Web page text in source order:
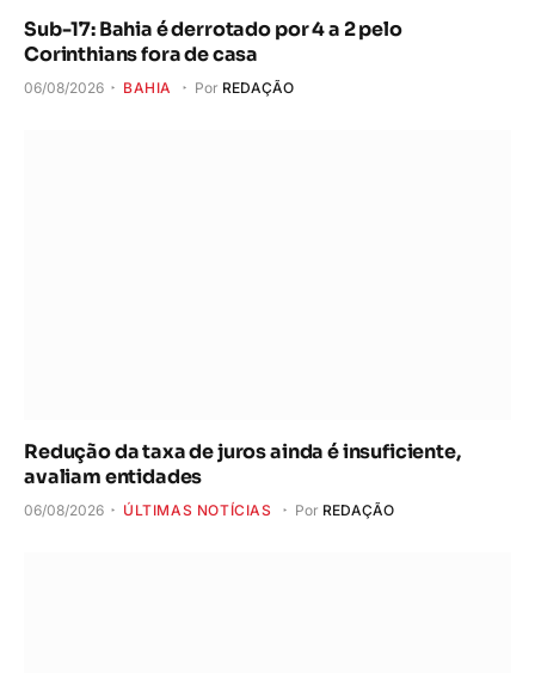
Sub-17: Bahia é derrotado por 4 a 2 pelo
Corinthians fora de casa
06/08/2026 BAHIA Por REDAÇÃO
Redução da taxa de juros ainda é insuficiente,
avaliam entidades
06/08/2026 ÚLTIMAS NOTÍCIAS Por REDAÇÃO